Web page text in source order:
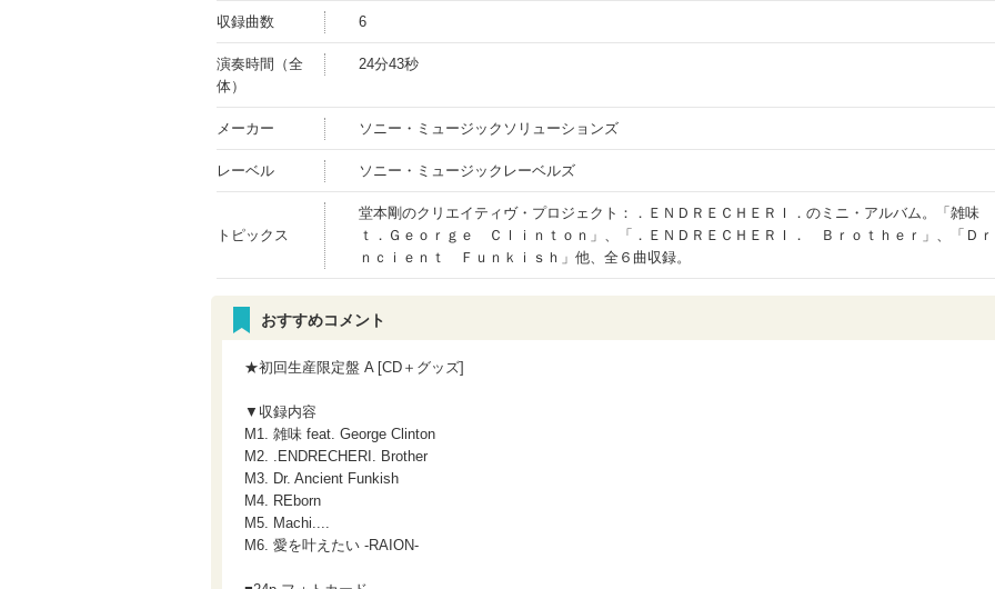
収録曲数 6
演奏時間（全
体）
24分43秒
メーカー ソニー・ミュージックソリューションズ
レーベル ソニー・ミュージックレーベルズ
トピックス
堂本剛のクリエイティヴ・プロジェクト：．ＥＮＤＲＥＣＨＥＲＩ．のミニ・アルバム。「雑味
ｔ．Ｇｅｏｒｇｅ Ｃｌｉｎｔｏｎ」、「．ＥＮＤＲＥＣＨＥＲＩ． Ｂｒｏｔｈｅｒ」、「Ｄ
ｎｃｉｅｎｔ Ｆｕｎｋｉｓｈ」他、全６曲収録。
おすすめコメント
★初回生産限定盤 A [CD＋グッズ]
▼収録内容
M1. 雑味 feat. George Clinton
M2. .ENDRECHERI. Brother
M3. Dr. Ancient Funkish
M4. REborn
M5. Machi....
M6. 愛を叶えたい -RAION-